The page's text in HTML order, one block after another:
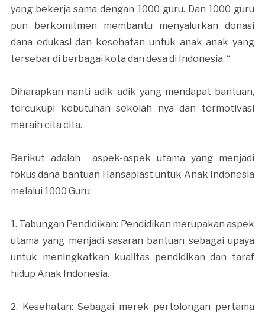
yang bekerja sama dengan 1000 guru. Dan 1000 guru
pun berkomitmen membantu menyalurkan donasi
dana edukasi dan kesehatan untuk anak anak yang
tersebar di berbagai kota dan desa di Indonesia. “
Diharapkan nanti adik adik yang mendapat bantuan,
tercukupi kebutuhan sekolah nya dan termotivasi
meraih cita cita.
Berikut adalah aspek-aspek utama yang menjadi
fokus dana bantuan Hansaplast untuk Anak Indonesia
melalui 1000 Guru:
1. Tabungan Pendidikan: Pendidikan merupakan aspek
utama yang menjadi sasaran bantuan sebagai upaya
untuk meningkatkan kualitas pendidikan dan taraf
hidup Anak Indonesia.
2. Kesehatan: Sebagai merek pertolongan pertama